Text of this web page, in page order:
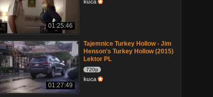
01:25:46
kuca
01:27:49
Tajemnice Turkey Hollow - Jim
Henson's Turkey Hollow (2015)
Lektor PL
720p
kuca